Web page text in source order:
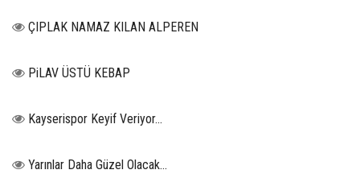
ÇIPLAK NAMAZ KILAN ALPEREN
PiLAV ÜSTÜ KEBAP
Kayserispor Keyif Veriyor...
Yarınlar Daha Güzel Olacak...